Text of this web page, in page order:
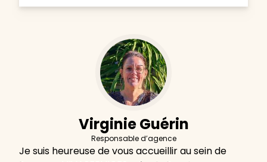
Virginie Guérin
Responsable d’agence
Je suis heureuse de vous accueillir au sein de